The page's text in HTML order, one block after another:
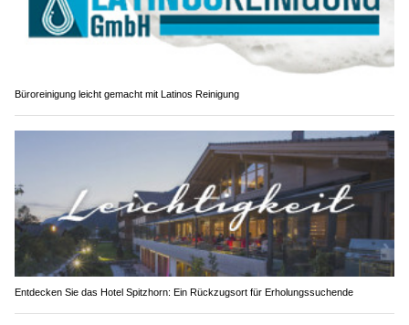
Büroreinigung leicht gemacht mit Latinos Reinigung
Entdecken Sie das Hotel Spitzhorn: Ein Rückzugsort für Erholungssuchende